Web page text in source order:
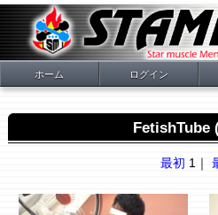
ホーム ログイン
FetishTube
最初 1｜